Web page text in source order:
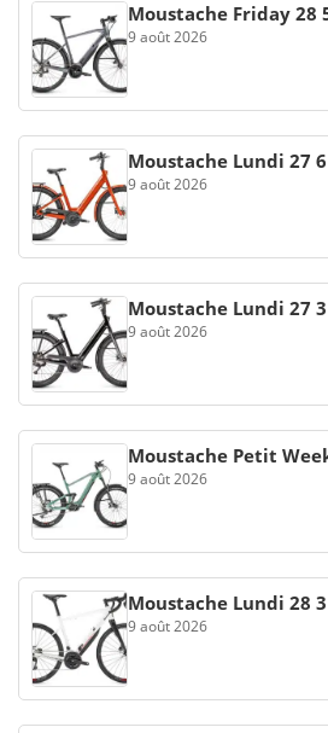
Moustache Friday 28
9 août 2026
Moustache Lundi 27 6
9 août 2026
Moustache Lundi 27 3
9 août 2026
Moustache Petit
9 août 2026
Moustache Lundi 28 3
9 août 2026